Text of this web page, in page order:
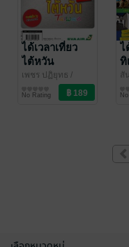
ได้เวลาเที่ยว
ไต้หวัน
เพชร ปฏิยุทธ /
สำนักพิมพ์ฟอร์เวิร์ด
No Rating
ไ
ทิ
สั